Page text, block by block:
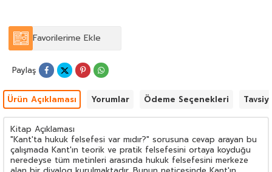
Favorilerime Ekle
Paylaş
Ürün Açıklaması Yorumlar Ödeme Seçenekleri
Kitap Açıklaması
"Kant'ta hukuk felsefesi var mıdır?" sorusuna cevap arayan bu
çalışmada Kant'ın teorik ve pratik felsefesini ortaya koyduğu
neredeyse tüm metinleri arasında hukuk felsefesini merkeze